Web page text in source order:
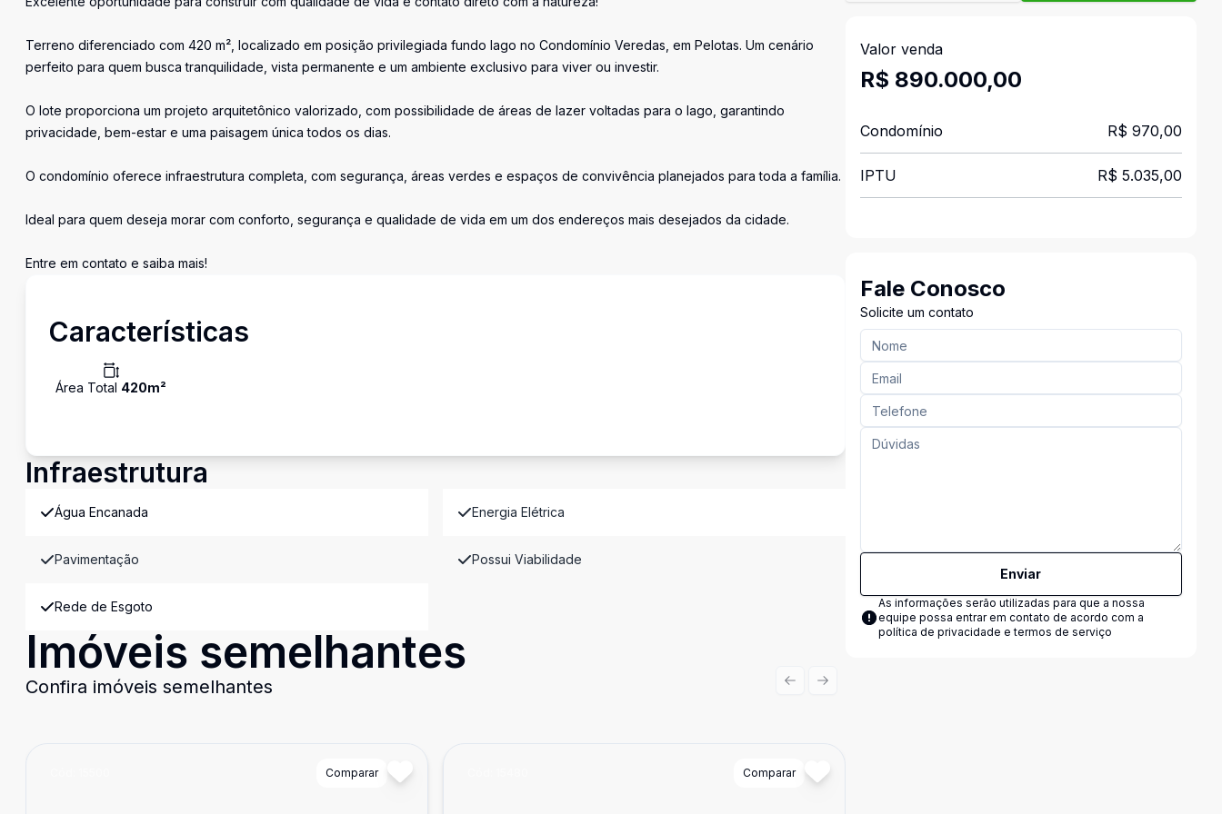
Terreno diferenciado com 420 m², localizado em posição privilegiada fundo lago no Condomínio Veredas, em Pelotas. Um cenário
perfeito para quem busca tranquilidade, vista permanente e um ambiente exclusivo para viver ou investir.
O lote proporciona um projeto arquitetônico valorizado, com possibilidade de áreas de lazer voltadas para o lago, garantindo
privacidade, bem-estar e uma paisagem única todos os dias.
O condomínio oferece infraestrutura completa, com segurança, áreas verdes e espaços de convivência planejados para toda a família.
Ideal para quem deseja morar com conforto, segurança e qualidade de vida em um dos endereços mais desejados da cidade.
Entre em contato e saiba mais!
Características
Área Total 420m²
Infraestrutura
Água Encanada Energia Elétrica
Pavimentação Possui Viabilidade
Rede de Esgoto
Imóveis semelhantes
Confira imóveis semelhantes
Comparar Comparar
Previous slide
Next slide
Valor venda
R$ 890.000,00
Condomínio R$ 970,00
IPTU R$ 5.035,00
Fale Conosco
Solicite um contato
Enviar
As informações serão utilizadas para que a nossa
equipe possa entrar em contato de acordo com a
política de privacidade e termos de serviço